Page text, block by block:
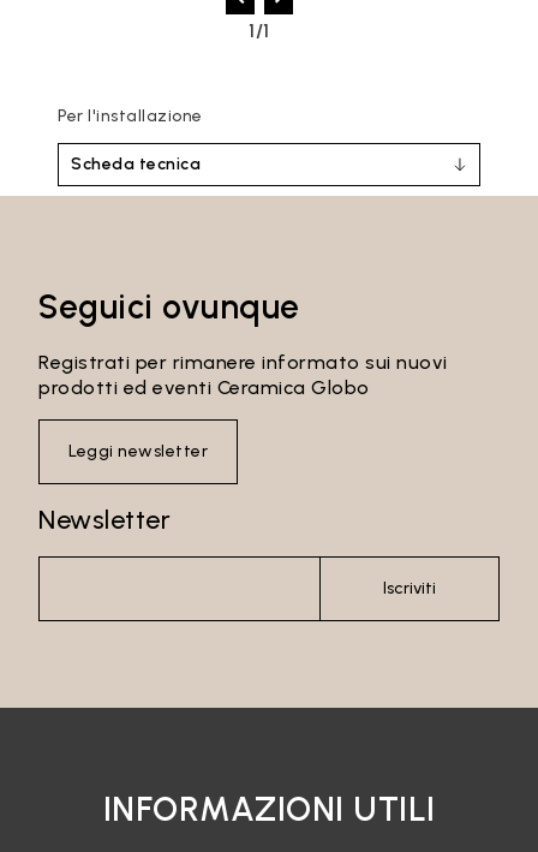
1/1
Per l'installazione
Scheda tecnica
Email*
Seguici ovunque
Registrati per rimanere informato sui nuovi
prodotti ed eventi Ceramica Globo
Leggi newsletter
Newsletter
Iscriviti
INFORMAZIONI UTILI